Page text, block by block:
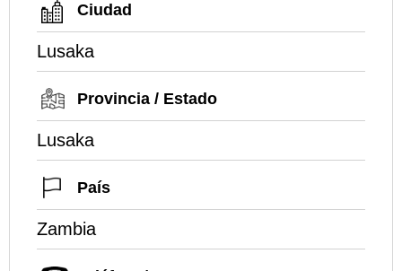
Ciudad
Lusaka
Provincia / Estado
Lusaka
País
Zambia